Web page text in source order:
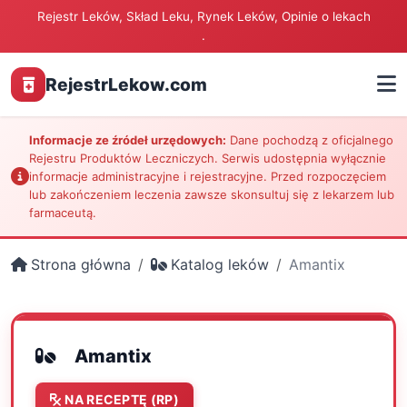
Rejestr Leków, Skład Leku, Rynek Leków, Opinie o lekach
.
RejestrLekow.com
Informacje ze źródeł urzędowych: Dane pochodzą z oficjalnego
Rejestru Produktów Leczniczych. Serwis udostępnia wyłącznie
informacje administracyjne i rejestracyjne. Przed rozpoczęciem
lub zakończeniem leczenia zawsze skonsultuj się z lekarzem lub
farmaceutą.
Strona główna Katalog leków Amantix
Amantix
NA RECEPTĘ (RP)